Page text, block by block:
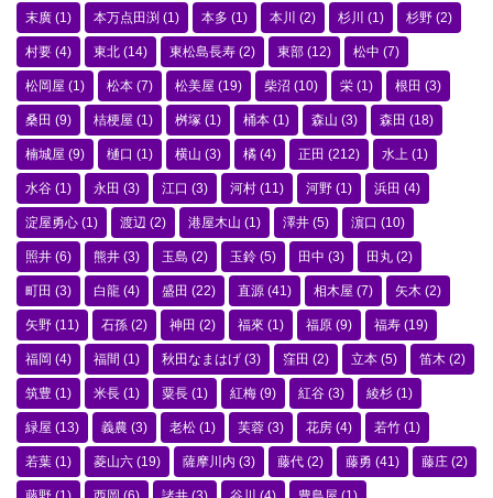
末廣 (1) 本万点田渕 (1) 本多 (1) 本川 (2) 杉川 (1) 杉野 (2)
村要 (4) 東北 (14) 東松島長寿 (2) 東部 (12) 松中 (7)
松岡屋 (1) 松本 (7) 松美屋 (19) 柴沼 (10) 栄 (1) 根田 (3)
桑田 (9) 桔梗屋 (1) 桝塚 (1) 桶本 (1) 森山 (3) 森田 (18)
楠城屋 (9) 樋口 (1) 横山 (3) 橘 (4) 正田 (212) 水上 (1)
水谷 (1) 永田 (3) 江口 (3) 河村 (11) 河野 (1) 浜田 (4)
淀屋勇心 (1) 渡辺 (2) 港屋木山 (1) 澤井 (5) 濵口 (10)
照井 (6) 熊井 (3) 玉島 (2) 玉鈴 (5) 田中 (3) 田丸 (2)
町田 (3) 白龍 (4) 盛田 (22) 直源 (41) 相木屋 (7) 矢木 (2)
矢野 (11) 石孫 (2) 神田 (2) 福來 (1) 福原 (9) 福寿 (19)
福岡 (4) 福間 (1) 秋田なまはげ (3) 窪田 (2) 立本 (5) 笛木 (2)
筑豊 (1) 米長 (1) 粟長 (1) 紅梅 (9) 紅谷 (3) 綾杉 (1)
緑屋 (13) 義農 (3) 老松 (1) 芙蓉 (3) 花房 (4) 若竹 (1)
若葉 (1) 菱山六 (19) 薩摩川内 (3) 藤代 (2) 藤勇 (41) 藤庄 (2)